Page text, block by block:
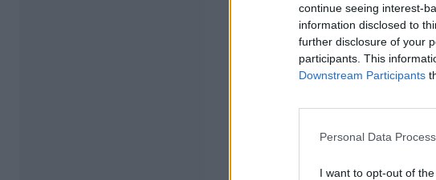
continue seeing interest-
information disclosed to
further disclosure of your
participants. This
Downstream Participants
Personal Data
I want to opt-out of